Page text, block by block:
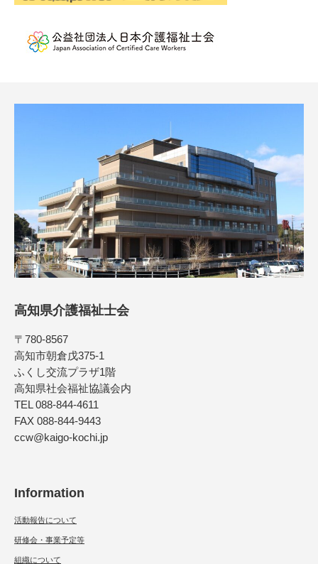
高知県介護福祉士会
〒780-8567
高知市朝倉戊375-1
ふくし交流プラザ1階
高知県社会福祉協議会内
TEL 088-844-4611
FAX 088-844-9443
ccw@kaigo-kochi.jp
Information
活動報告について
研修会・事業予定等
組織について